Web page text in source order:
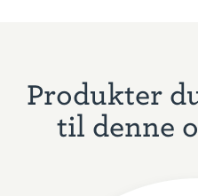
Produkter
til denne